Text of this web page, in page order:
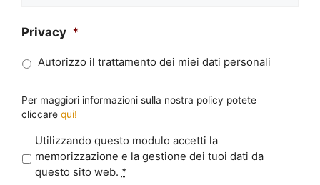
Privacy *
Autorizzo il trattamento dei miei dati personali
Per maggiori informazioni sulla nostra policy potete
cliccare qui!
r
Utilizzando questo modulo accetti la
memorizzazione e la gestione dei tuoi dati da
questo sito web. *